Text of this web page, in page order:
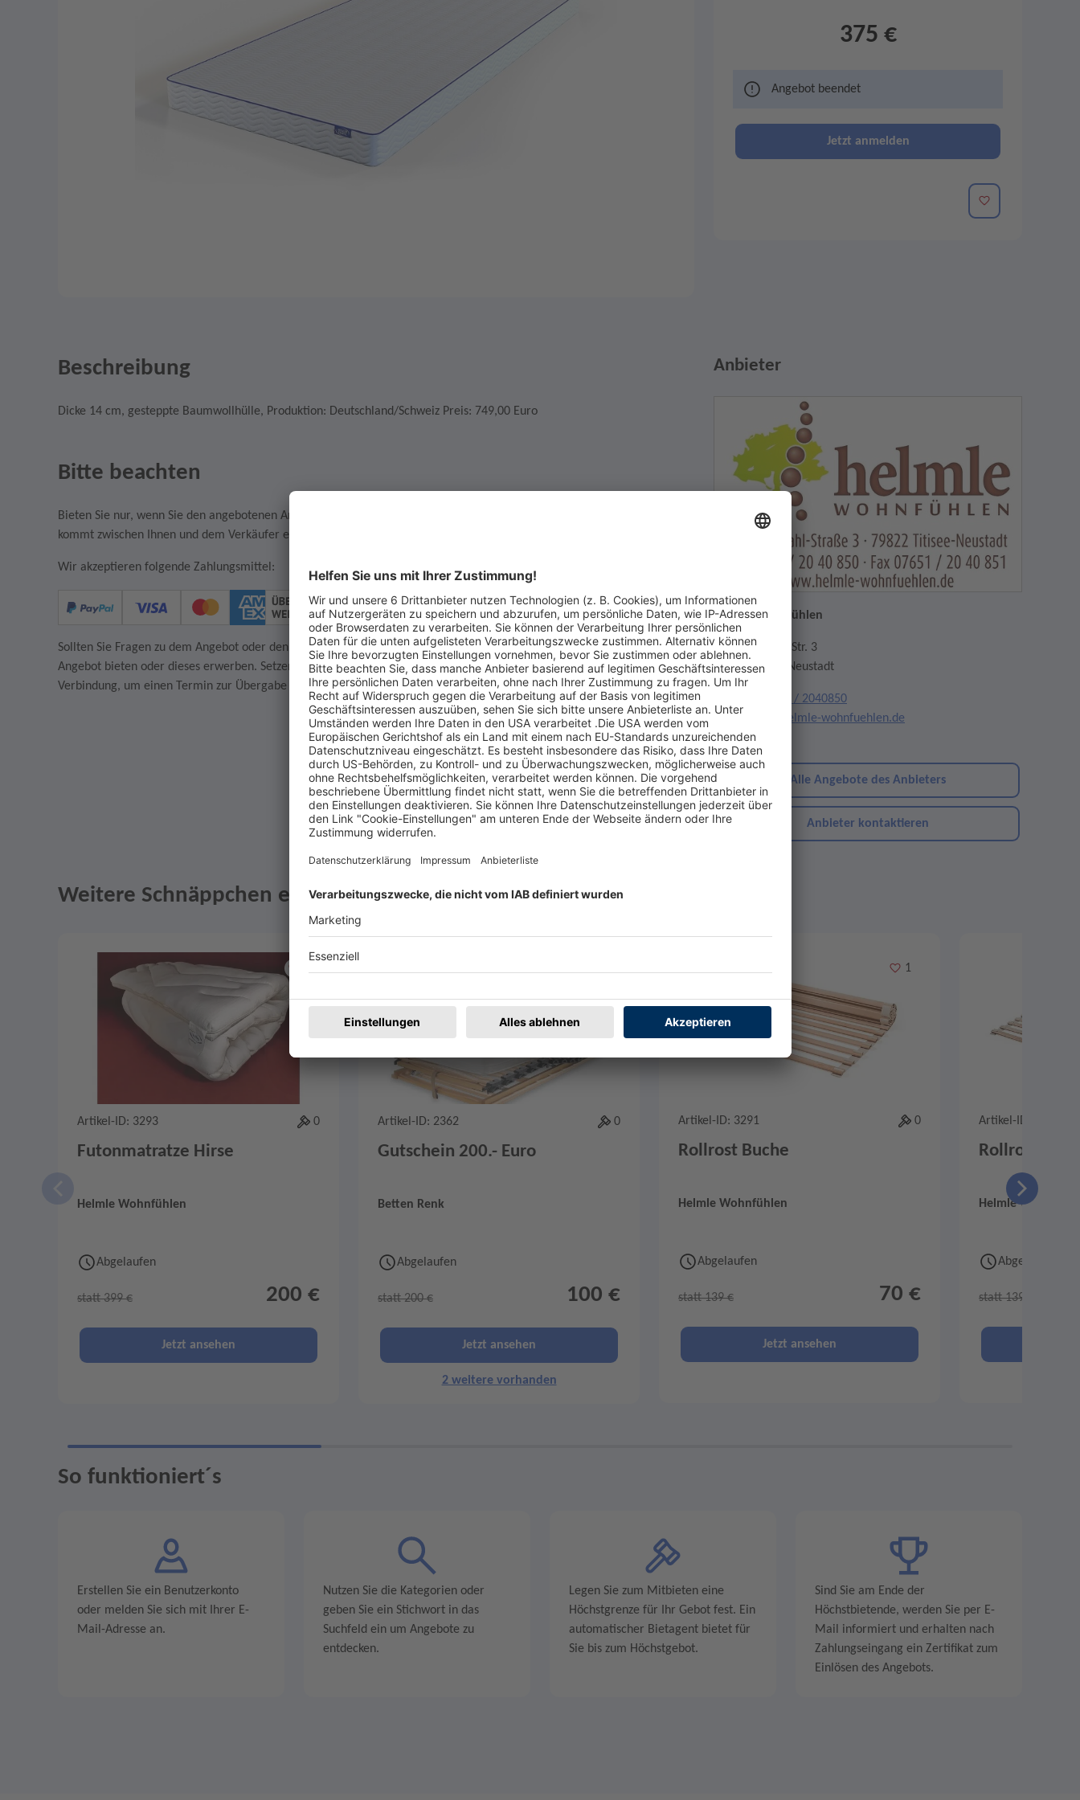
375 €
Angebot beendet
Jetzt anmelden
Merken
Beschreibung
Dicke 14 cm, gesteppte Baumwollhülle, Produktion: Deutschland/Schweiz Preis: 749,00 Euro
Bitte beachten
Bieten Sie nur, wenn Sie den angebotenen Artikel auch wirklich kaufen möchten. Wenn Sie die Auktion gewinnen, dann
kommt zwischen Ihnen und dem Verkäufer ein rechtsgültiger Vertrag zustande, der Sie zum Kauf verpflichtet.
Wir akzeptieren folgende Zahlungsmittel:
Sollten Sie Fragen zu dem Angebot oder den AGB des Verkäufer haben, dann kontaktieren Sie diesen bevor Sie für das
Angebot bieten oder dieses erwerben. Setzen Sie sich innerhalb von 2 Wochen nach Kauf mit dem Verkäufer in
Verbindung, um einen Termin zur Übergabe des Artikels zu vereinbaren.
Anbieter
Helmle Wohnfühlen
Wilhelm-Stahl-Str. 3
79822 Titisee-Neustadt
07651 / 2040850
Email:
info@helmle-wohnfuehlen.de
Website
Alle Angebote des Anbieters
Anbieter kontaktieren
Weitere Schnäppchen entdecken
Merken
Artikel-ID: 3293 0
Futonmatratze Hirse
Helmle Wohnfühlen
Abgelaufen
statt 399 € 200 €
Jetzt ansehen
Artikel-ID: 2362 0
Gutschein 200.- Euro
Betten Renk
Abgelaufen
statt 200 € 100 €
Jetzt ansehen
2 weitere vorhanden
Merken
1
Artikel-ID: 3291 0
Rollrost Buche
Helmle Wohnfühlen
Abgelaufen
statt 139 € 70 €
Jetzt ansehen
Artikel-ID: 3292
Rollrost
Helmle
Abgelaufen
statt 139 €
So funktioniert´s
Erstellen Sie ein Benutzerkonto
oder melden Sie sich mit Ihrer E-
Mail-Adresse an.
Nutzen Sie die Kategorien oder
geben Sie ein Stichwort in das
Suchfeld ein um Angebote zu
entdecken.
Legen Sie zum Mitbieten eine
Höchstgrenze für Ihr Gebot fest. Ein
automatischer Bietagent bietet für
Sie bis zum Höchstgebot.
Sind Sie am Ende der
Höchstbietende, werden Sie per E-
Mail informiert und erhalten nach
Zahlungseingang ein Zertifikat zum
Einlösen des Angebots.